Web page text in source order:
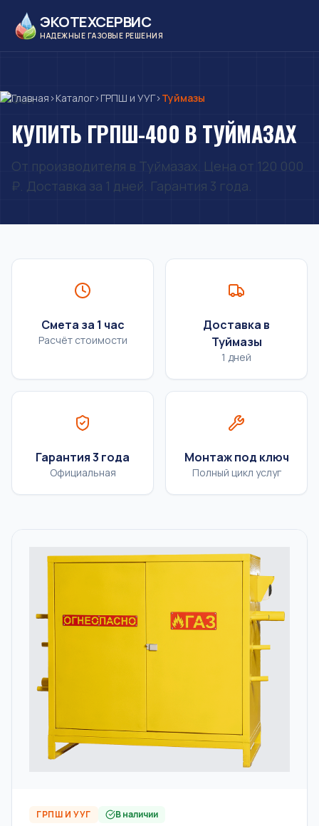
ЭКОТЕХСЕРВИС
НАДЕЖНЫЕ ГАЗОВЫЕ РЕШЕНИЯ
Главная ›Каталог›ГРПШ и УУГ›Туймазы
КУПИТЬ ГРПШ-400 В ТУЙМАЗАХ
От производителя в Туймазах. Цена от 120 000
₽. Доставка за 1 дней. Гарантия 3 года.
Смета за 1 час
Расчёт стоимости
Доставка в
Туймазы
1 дней
Гарантия 3 года
Официальная
Монтаж под ключ
Полный цикл услуг
ГРПШ И УУГ В наличии